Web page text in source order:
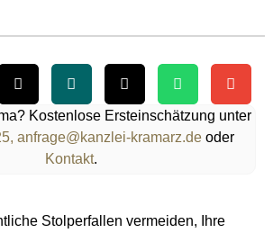
Kostenlose Ersteinschätzung unter
anfrage@kanzlei-kramarz.de oder
Kontakt.
Stolperfallen vermeiden, Ihre